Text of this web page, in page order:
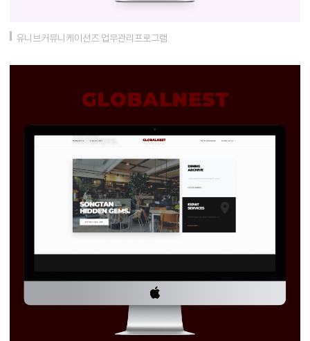
유니브커뮤니케이션즈 업무관리프로그램